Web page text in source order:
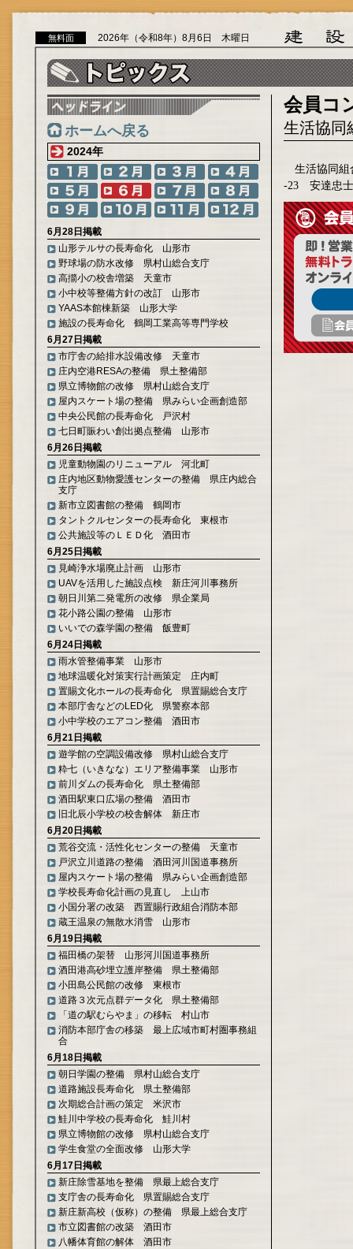
無料面 2026年（令和8年）8月6日 木曜日
ホームへ戻る
2024年
6月28日掲載
山形テルサの長寿命化 山形市
野球場の防水改修 県村山総合支庁
高擶小の校舎増築 天童市
小中校等整備方針の改訂 山形市
YAAS本館棟新築 山形大学
施設の長寿命化 鶴岡工業高等専門学校
6月27日掲載
市庁舎の給排水設備改修 天童市
庄内空港RESAの整備 県土整備部
県立博物館の改修 県村山総合支庁
屋内スケート場の整備 県みらい企画創造部
中央公民館の長寿命化 戸沢村
七日町賑わい創出拠点整備 山形市
6月26日掲載
児童動物園のリニューアル 河北町
庄内地区動物愛護センターの整備 県庄内総合
支庁
新市立図書館の整備 鶴岡市
タントクルセンターの長寿命化 東根市
公共施設等のＬＥＤ化 酒田市
6月25日掲載
見崎浄水場廃止計画 山形市
UAVを活用した施設点検 新庄河川事務所
朝日川第二発電所の改修 県企業局
花小路公園の整備 山形市
いいでの森学園の整備 飯豊町
6月24日掲載
雨水管整備事業 山形市
地球温暖化対策実行計画策定 庄内町
置賜文化ホールの長寿命化 県置賜総合支庁
本部庁舎などのLED化 県警察本部
小中学校のエアコン整備 酒田市
6月21日掲載
遊学館の空調設備改修 県村山総合支庁
粋七（いきなな）エリア整備事業 山形市
前川ダムの長寿命化 県土整備部
酒田駅東口広場の整備 酒田市
旧北辰小学校の校舎解体 新庄市
6月20日掲載
荒谷交流・活性化センターの整備 天童市
戸沢立川道路の整備 酒田河川国道事務所
屋内スケート場の整備 県みらい企画創造部
学校長寿命化計画の見直し 上山市
小国分署の改築 西置賜行政組合消防本部
蔵王温泉の無散水消雪 山形市
6月19日掲載
福田橋の架替 山形河川国道事務所
酒田港高砂埋立護岸整備 県土整備部
小田島公民館の改修 東根市
道路３次元点群データ化 県土整備部
「道の駅むらやま」の移転 村山市
消防本部庁舎の移築 最上広域市町村圏事務組
合
6月18日掲載
朝日学園の整備 県村山総合支庁
道路施設長寿命化 県土整備部
次期総合計画の策定 米沢市
鮭川中学校の長寿命化 鮭川村
県立博物館の改修 県村山総合支庁
学生食堂の全面改修 山形大学
6月17日掲載
新庄除雪基地を整備 県最上総合支庁
支庁舎の長寿命化 県置賜総合支庁
新庄新高校（仮称）の整備 県最上総合支庁
市立図書館の改築 酒田市
八幡体育館の解体 酒田市
会員コ
生活協同
生活協同組
-23 安達忠士